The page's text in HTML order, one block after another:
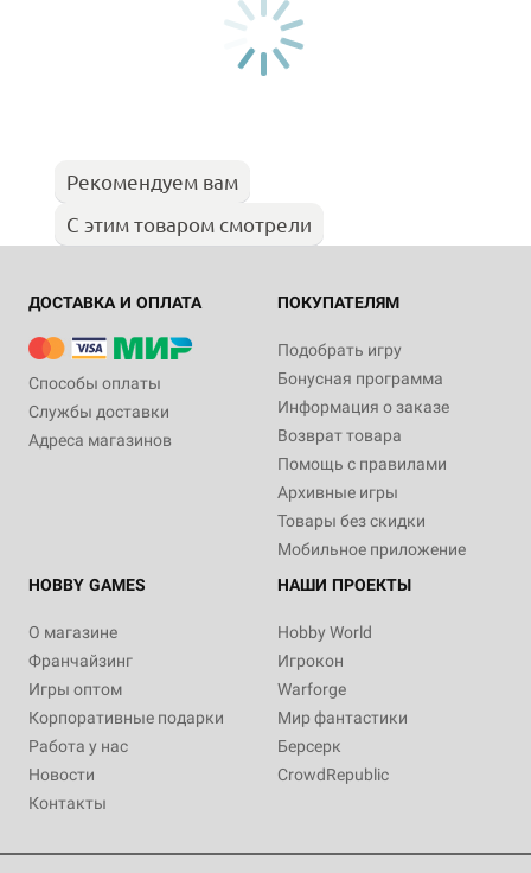
Рекомендуем вам
С этим товаром смотрели
ДОСТАВКА И ОПЛАТА
Способы оплаты
Службы доставки
Адреса магазинов
ПОКУПАТЕЛЯМ
Подобрать игру
Бонусная программа
Информация о заказе
Возврат товара
Помощь с правилами
Архивные игры
Товары без скидки
Мобильное приложение
HOBBY GAMES
О магазине
Франчайзинг
Игры оптом
Корпоративные подарки
Работа у нас
Новости
Контакты
НАШИ ПРОЕКТЫ
Hobby World
Игрокон
Warforge
Мир фантастики
Берсерк
CrowdRepublic